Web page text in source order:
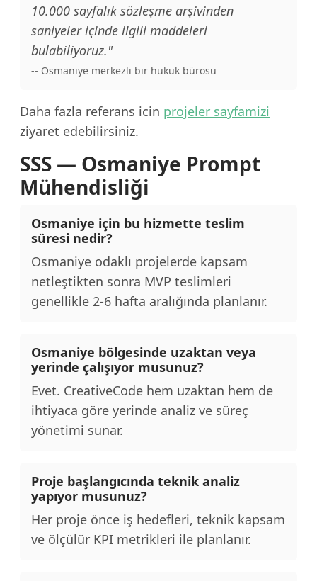
10.000 sayfalık sözleşme arşivinden
saniyeler içinde ilgili maddeleri
bulabiliyoruz."
-- Osmaniye merkezli bir hukuk bürosu
Daha fazla referans icin projeler sayfamizi
ziyaret edebilirsiniz.
SSS — Osmaniye Prompt
Mühendisliği
Osmaniye için bu hizmette teslim
süresi nedir?
Osmaniye odaklı projelerde kapsam
netleştikten sonra MVP teslimleri
genellikle 2-6 hafta aralığında planlanır.
Osmaniye bölgesinde uzaktan veya
yerinde çalışıyor musunuz?
Evet. CreativeCode hem uzaktan hem de
ihtiyaca göre yerinde analiz ve süreç
yönetimi sunar.
Proje başlangıcında teknik analiz
yapıyor musunuz?
Her proje önce iş hedefleri, teknik kapsam
ve ölçülür KPI metrikleri ile planlanır.